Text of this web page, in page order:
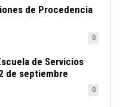
de Procedencia
0
de Servicios
de septiembre
0